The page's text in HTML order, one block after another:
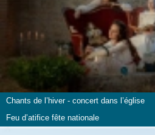
Chants de l’hiver - concert dans l’église
Feu d’atifice fête nationale